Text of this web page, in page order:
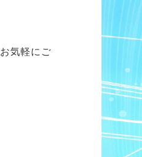
気軽にご